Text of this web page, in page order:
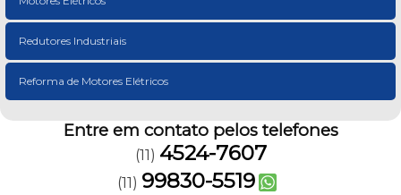
Redutores Industriais
Reforma de Motores Elétricos
Entre em contato pelos telefones
(11) 4524-7607
(11) 99830-5519